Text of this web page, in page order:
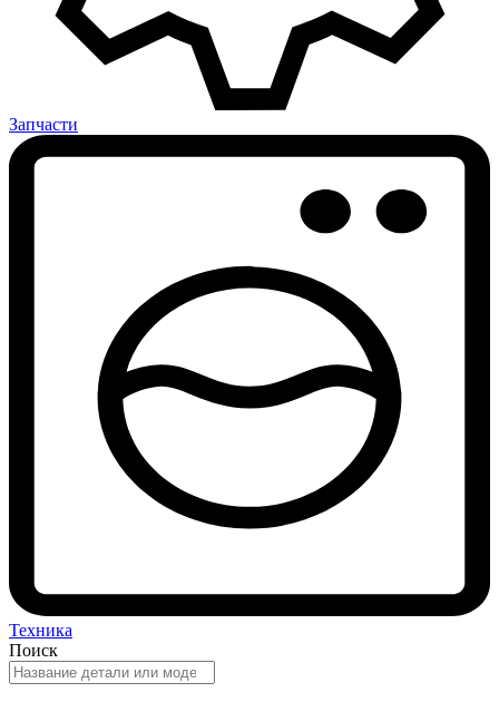
Запчасти
Техника
Поиск